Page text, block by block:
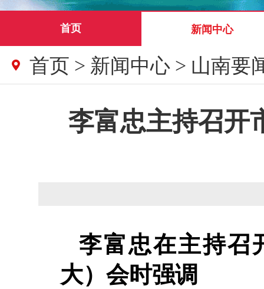
首页 新闻中心
首页 > 新闻中心 > 山南要
李富忠主持召开
李富忠在主持召
大）会时强调